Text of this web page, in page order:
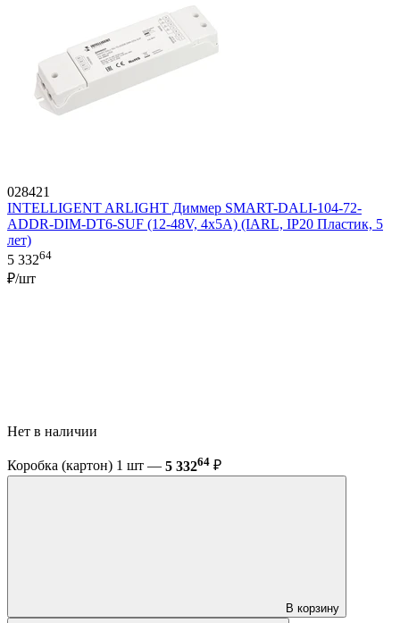
028421
INTELLIGENT ARLIGHT Диммер SMART-DALI-104-72-
ADDR-DIM-DT6-SUF (12-48V, 4x5A) (IARL, IP20 Пластик, 5
лет)
5 33264
₽/шт
Нет в наличии
Коробка (картон) 1 шт — 5 33264 ₽
В корзину